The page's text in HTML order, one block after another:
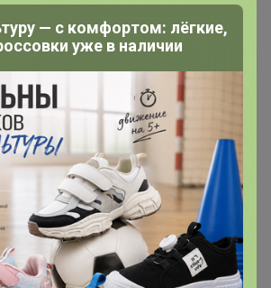
— с комфортом: лёгкие,
уже в наличии